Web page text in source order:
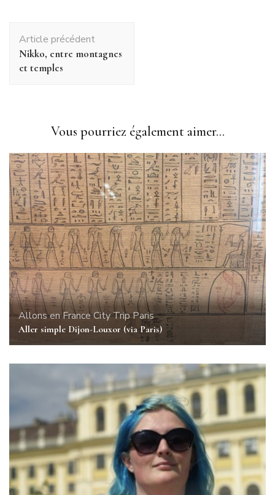
d'article
Article précédent
Nikko, entre montagnes
et temples
Vous pourriez également aimer...
Allons en FranceCity TripParis
Aller simple Dijon-Louxor (via Paris)